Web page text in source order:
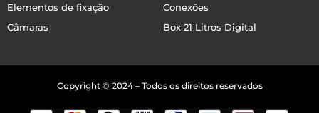
Elementos de fixação
Conexões
Câmaras
Box 21 Litros Digital
Copyright © 2024 – Todos os direitos reservados